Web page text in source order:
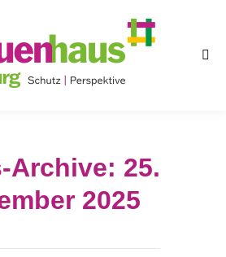
Archive: 25.
2025